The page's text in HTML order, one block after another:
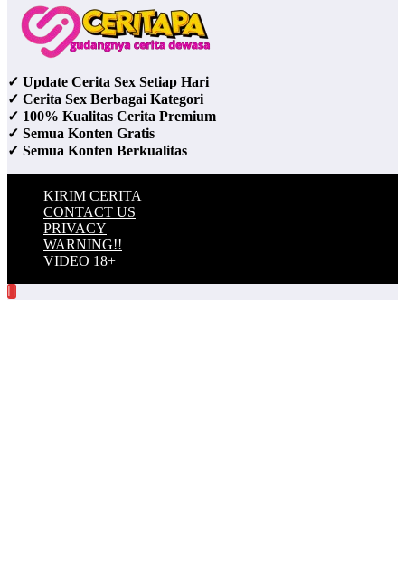
✓ Update Cerita Sex Setiap Hari
✓ Cerita Sex Berbagai Kategori
✓ 100% Kualitas Cerita Premium
✓ Semua Konten Gratis
✓ Semua Konten Berkualitas
KIRIM CERITA
CONTACT US
PRIVACY
WARNING!!
VIDEO 18+